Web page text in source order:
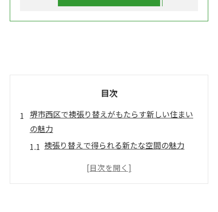
目次
堺市西区で襖張り替えがもたらす新しい住まい
の魅力
襖張り替えで得られる新たな空間の魅力
地元の伝統を生かした襖の選び方